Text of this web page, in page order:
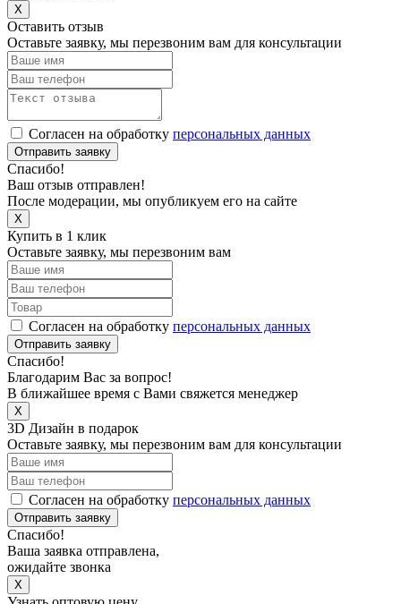
X
Оставить отзыв
Оставьте заявку, мы перезвоним вам для консультации
Согласен на обработку персональных данных
Отправить заявку
Спасибо!
Ваш отзыв отправлен!
После модерации, мы опубликуем его на сайте
X
Купить в 1 клик
Оставьте заявку, мы перезвоним вам
Согласен на обработку персональных данных
Отправить заявку
Спасибо!
Благодарим Вас за вопрос!
В ближайшее время с Вами свяжется менеджер
X
3D Дизайн в подарок
Оставьте заявку, мы перезвоним вам для консультации
Согласен на обработку персональных данных
Отправить заявку
Спасибо!
Ваша заявка отправлена,
ожидайте звонка
X